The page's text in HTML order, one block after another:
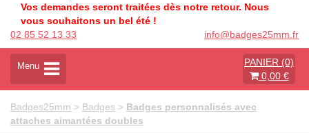
Vos demandes seront traitées dès notre retour. Nous
vous souhaitons un bel été !
02 85 52 13 33
info@badges25mm.fr
A
t
v
e
Menu
PANIER (0)
0,00 €
Badges25mm > Badges > Badges personnalisés avec
attaches aimantées doubles